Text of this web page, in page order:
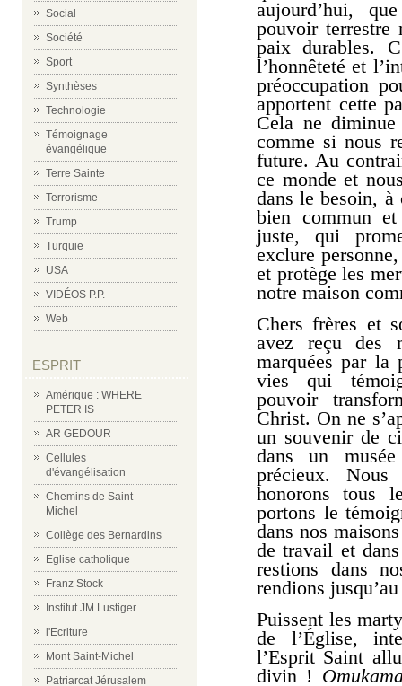
Social
Société
Sport
Synthèses
Technologie
Témoignage
évangélique
Terre Sainte
Terrorisme
Trump
Turquie
USA
VIDÉOS P.P.
Web
ESPRIT
Amérique : WHERE
PETER IS
AR GEDOUR
Cellules
d'évangélisation
Chemins de Saint
Michel
Collège des Bernardins
Eglise catholique
Franz Stock
Institut JM Lustiger
l'Ecriture
Mont Saint-Michel
Patriarcat Jérusalem
aujourd’hui,
pouvoir terrestre
paix durables.
l’honnêteté et
préoccupation
apportent cette
Cela ne
comme si nous
future. Au
ce monde et
dans le besoin, à
bien commun
juste, qui
exclure
et protège les
notre maison
Chers frères et
avez reçu des
marquées par la
vies qui
pouvoir
Christ. On ne
un souvenir de
dans un
précieux. Nous
honorons tous
portons le
dans nos
de travail et
restions dans
rendions
Puissent les
de l’Église,
l’Esprit Saint
divin !